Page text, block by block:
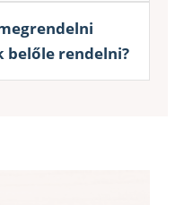
belőle rendelni?